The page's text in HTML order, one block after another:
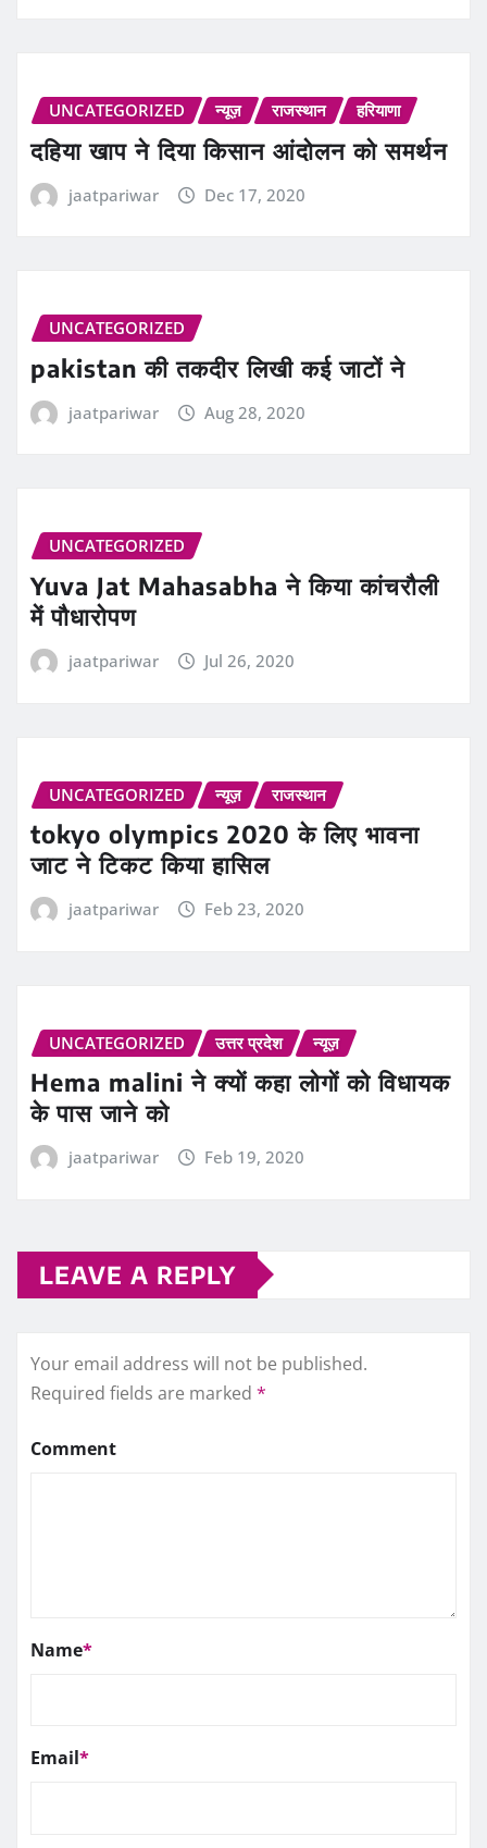
UNCATEGORIZED न्यूज़ राजस्थान हरियाणा
दहिया खाप ने दिया किसान आंदोलन को समर्थन
jaatpariwar Dec 17, 2020
UNCATEGORIZED
pakistan की तकदीर लिखी कई जाटों ने
jaatpariwar Aug 28, 2020
UNCATEGORIZED
Yuva Jat Mahasabha ने किया कांचरौली
में पौधारोपण
jaatpariwar Jul 26, 2020
UNCATEGORIZED न्यूज़ राजस्थान
tokyo olympics 2020 के लिए भावना
जाट ने टिकट किया हासिल
jaatpariwar Feb 23, 2020
UNCATEGORIZED उत्तर प्रदेश न्यूज़
Hema malini ने क्‍यों कहा लोगों को विधायक
के पास जाने को
jaatpariwar Feb 19, 2020
LEAVE A REPLY
Your email address will not be published.
Required fields are marked *
Comment
Name*
Email*